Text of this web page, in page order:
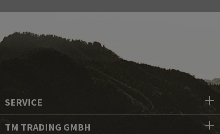
SERVICE
TM TRADING GMBH